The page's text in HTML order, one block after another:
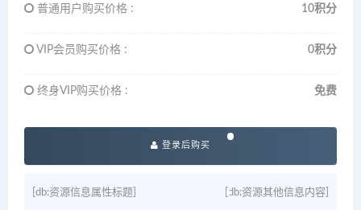
普通用户购买价格 : 10积分
VIP会员购买价格 : 0积分
终身VIP购买价格 : 免费
登录后购买
[db:资源信息属性标题] [db:资源其他信息内容]